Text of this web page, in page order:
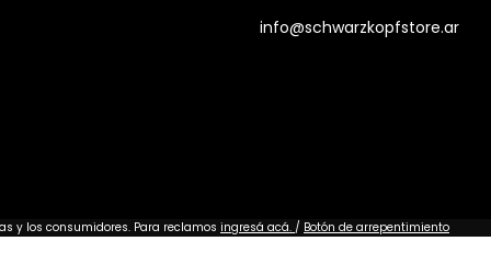
info@schwarzkopfstore.ar
y los consumidores. Para reclamos ingresá acá. / Botón de arrepentimiento